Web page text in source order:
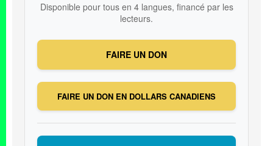
Disponible pour tous en 4 langues, financé par les
lecteurs.
FAIRE UN DON
FAIRE UN DON EN DOLLARS CANADIENS